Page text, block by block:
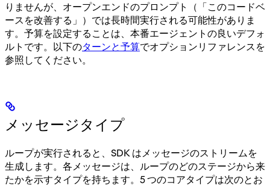
りませんが、オープンエンドのプロンプト（「このコードベ
ースを改善する」）では長時間実行される可能性がありま
す。予算を設定することは、本番エージェントの良いデフォ
ルトです。以下のターンと予算でオプションリファレンスを
参照してください。
メッセージタイプ
ループが実行されると、SDK はメッセージのストリームを
生成します。各メッセージは、ループのどのステージから来
たかを示すタイプを持ちます。5 つのコアタイプは次のとお